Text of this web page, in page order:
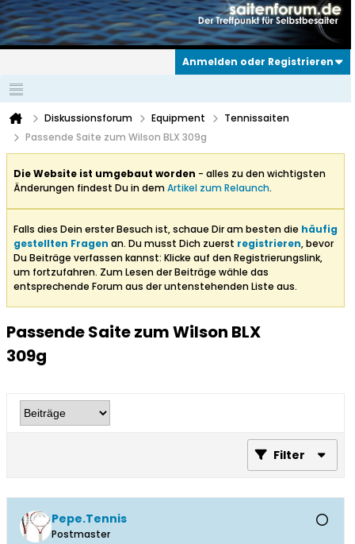
Anmelden oder Registrieren
Diskussionsforum Equipment
Tennissaiten
Passende Saite zum Wilson BLX 309g
Die Website ist umgebaut worden - alles zu den wichtigsten
Änderungen findest Du in demArtikel zum Relaunch.
Falls dies Dein erster Besuch ist, schaue Dir am besten die häufig
gestellten Fragen an. Du musst Dich zuerst registrieren, bevor
Du Beiträge verfassen kannst: Klicke auf den Registrierungslink,
um fortzufahren. Zum Lesen der Beiträge wähle das
entsprechende Forum aus der untenstehenden Liste aus.
Passende Saite zum Wilson BLX
309g
Filter
Pepe.Tennis
Postmaster